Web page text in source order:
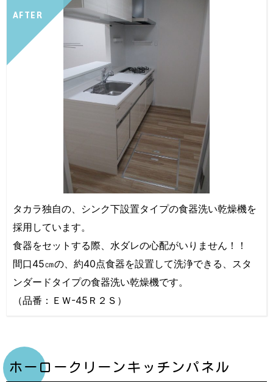
AFTER
タカラ独自の、シンク下設置タイプの食器洗い乾燥機を
採用しています。
食器をセットする際、水ダレの心配がいりません！！
間口45㎝の、約40点食器を設置して洗浄できる、スタ
ンダードタイプの食器洗い乾燥機です。
（品番：ＥＷ-45Ｒ２Ｓ）
ホーロークリーンキッチンパネル